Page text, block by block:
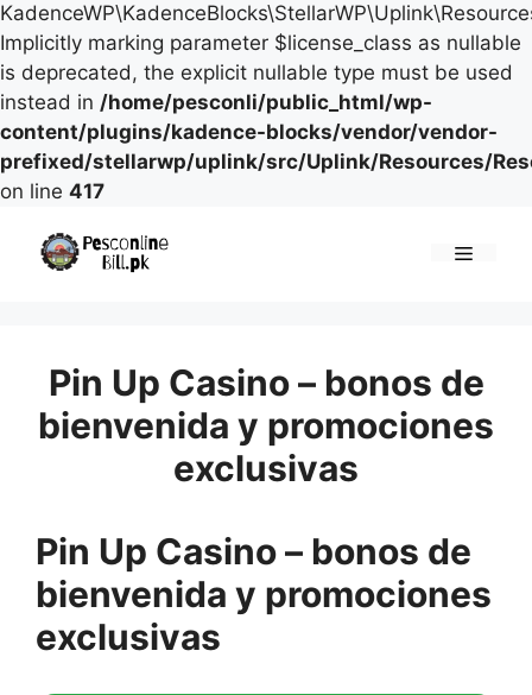
Implicitly marking parameter $license_class as nullable
is deprecated, the explicit nullable type must be used
instead in /home/pesconli/public_html/wp-
content/plugins/kadence-blocks/vendor/vendor-
prefixed/stellarwp/uplink/src/Uplink/Resources/
on line 417
Pin Up Casino – bonos de
bienvenida y promociones
exclusivas
Pin Up Casino – bonos de
bienvenida y promociones
exclusivas